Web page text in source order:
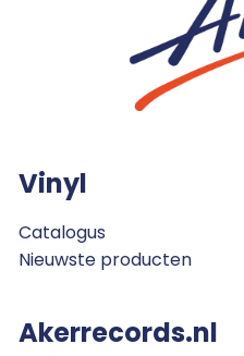
Vinyl
Catalogus
Nieuwste producten
Akerrecords.nl